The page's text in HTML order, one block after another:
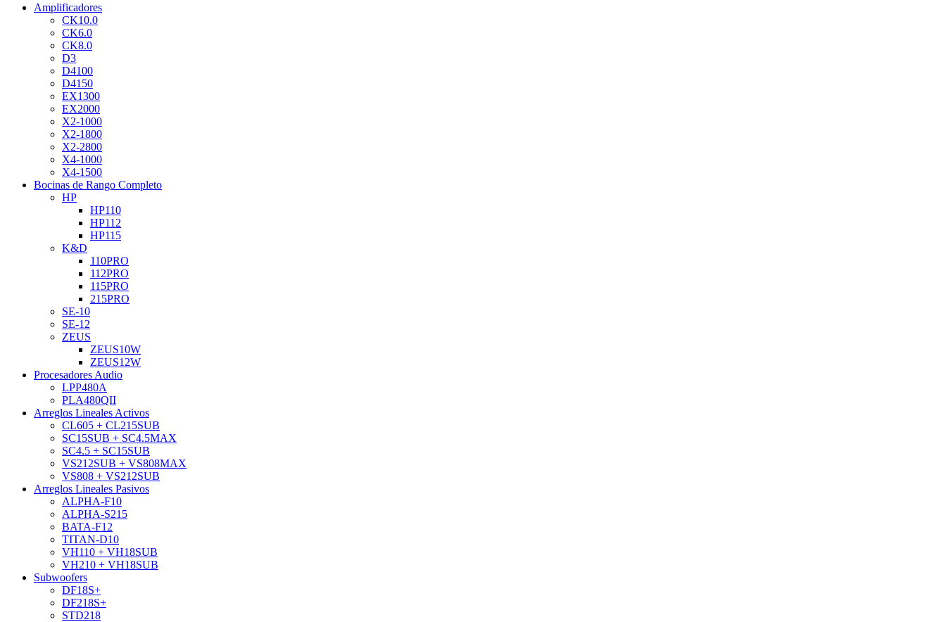
Amplificadores
CK10.0
CK6.0
CK8.0
D3
D4100
D4150
EX1300
EX2000
X2-1000
X2-1800
X2-2800
X4-1000
X4-1500
Bocinas de Rango Completo
HP
HP110
HP112
HP115
K&D
110PRO
112PRO
115PRO
215PRO
SE-10
SE-12
ZEUS
ZEUS10W
ZEUS12W
Procesadores Audio
LPP480A
PLA480QII
Arreglos Lineales Activos
CL605 + CL215SUB
SC15SUB + SC4.5MAX
SC4.5 + SC15SUB
VS212SUB + VS808MAX
VS808 + VS212SUB
Arreglos Lineales Pasivos
ALPHA-F10
ALPHA-S215
BATA-F12
TITAN-D10
VH110 + VH18SUB
VH210 + VH18SUB
Subwoofers
DF18S+
DF218S+
STD218